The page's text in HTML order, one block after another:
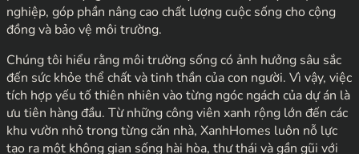
nghiệp, góp phần nâng cao chất lượng cuộc sống cho cộng
đồng và bảo vệ môi trường.
Chúng tôi hiểu rằng môi trường sống có ảnh hưởng sâu sắc
đến sức khỏe thể chất và tinh thần của con người. Vì vậy, việc
tích hợp yếu tố thiên nhiên vào từng ngóc ngách của dự án là
ưu tiên hàng đầu. Từ những công viên xanh rộng lớn đến các
khu vườn nhỏ trong từng căn nhà, XanhHomes luôn nỗ lực
tạo ra một không gian sống hài hòa, thư thái và gần gũi với